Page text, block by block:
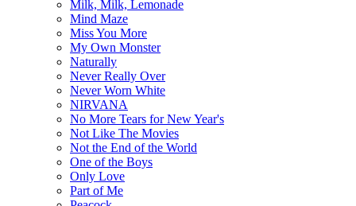
Milk, Milk, Lemonade
Mind Maze
Miss You More
My Own Monster
Naturally
Never Really Over
Never Worn White
NIRVANA
No More Tears for New Year's
Not Like The Movies
Not the End of the World
One of the Boys
Only Love
Part of Me